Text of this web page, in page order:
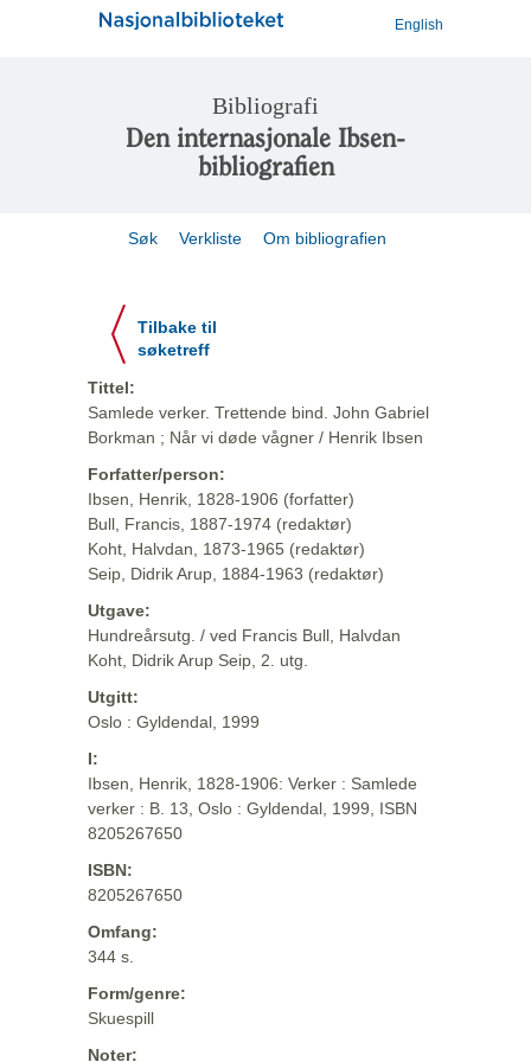
English
Bibliografi
Den internasjonale Ibsen-
bibliografien
Søk Verkliste Om bibliografien
Tilbake til
søketreff
Tittel:
Samlede verker. Trettende bind. John Gabriel
Borkman ; Når vi døde vågner / Henrik Ibsen
Forfatter/person:
Ibsen, Henrik, 1828-1906 (forfatter)
Bull, Francis, 1887-1974 (redaktør)
Koht, Halvdan, 1873-1965 (redaktør)
Seip, Didrik Arup, 1884-1963 (redaktør)
Utgave:
Hundreårsutg. / ved Francis Bull, Halvdan
Koht, Didrik Arup Seip, 2. utg.
Utgitt:
Oslo : Gyldendal, 1999
I:
Ibsen, Henrik, 1828-1906: Verker : Samlede
verker : B. 13, Oslo : Gyldendal, 1999, ISBN
8205267650
ISBN:
8205267650
Omfang:
344 s.
Form/genre:
Skuespill
Noter: